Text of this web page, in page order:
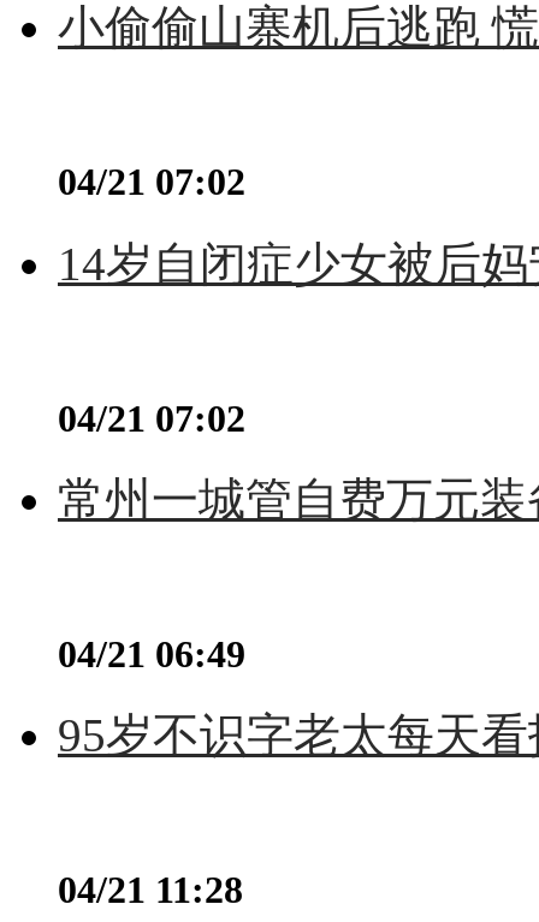
小偷偷山寨机后逃跑
04/21 07:02
14岁自闭症少女被后
04/21 07:02
常州一城管自费万元
04/21 06:49
95岁不识字老太每天
04/21 11:28